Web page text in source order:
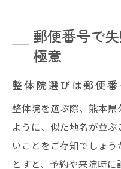
郵便番号で
極意
整体院選びは郵便
整体院を選ぶ際、熊本
ように、似た地名が並
いことをご存知でしょ
とすと、予約や来院時